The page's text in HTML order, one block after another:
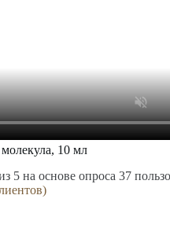
10 мл
5 на основе опроса 37